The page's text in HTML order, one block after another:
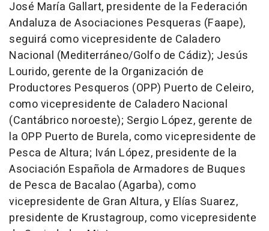
José María Gallart, presidente de la Federación
Andaluza de Asociaciones Pesqueras (Faape),
seguirá como vicepresidente de Caladero
Nacional (Mediterráneo/Golfo de Cádiz); Jesús
Lourido, gerente de la Organización de
Productores Pesqueros (OPP) Puerto de Celeiro,
como vicepresidente de Caladero Nacional
(Cantábrico noroeste); Sergio López, gerente de
la OPP Puerto de Burela, como vicepresidente de
Pesca de Altura; Iván López, presidente de la
Asociación Española de Armadores de Buques
de Pesca de Bacalao (Agarba), como
vicepresidente de Gran Altura, y Elías Suarez,
presidente de Krustagroup, como vicepresidente